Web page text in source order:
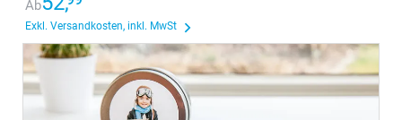
Ab
Exkl. Versandkosten, inkl. MwSt